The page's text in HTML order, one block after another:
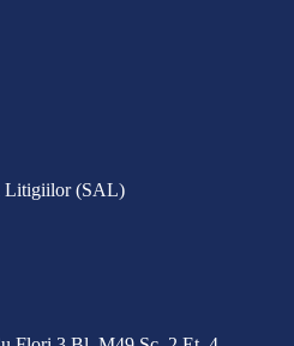
Litigiilor (SAL)